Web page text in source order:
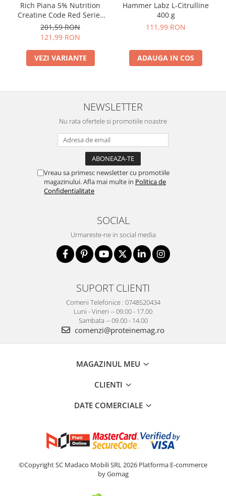
Rich Piana 5% Nutrition
Creatine Code Red Series
20 serv
201,59 RON
121,99 RON
VEZI VARIANTE
Hammer Labz L-Citrulline
400 g
111,99 RON
ADAUGA IN COS
NEWSLETTER
Nu rata ofertele si promotiile noastre
Vreau sa primesc newsletter cu promotiile
magazinului. Afla mai multe in Politica de
Confidentialitate
SOCIAL
Urmareste-ne in social media
SUPORT CLIENTI
Comeni Telefonice : 0748520434
Luni - Vineri -- 09.00 - 17.00
Sambata -- 09.00 - 14.00
comenzi@proteinemag.ro
MAGAZINUL MEU
CLIENTI
DATE COMERCIALE
©Copyright SC Madaco Mobili SRL 2026 Platforma E-commerce
by Gomag